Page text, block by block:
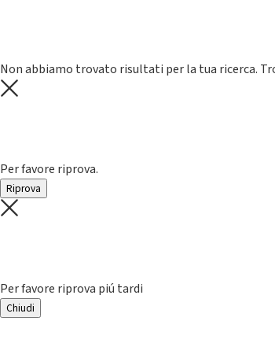
Non abbiamo trovato risultati per la tua ricerca.
Per favore riprova.
Riprova
Per favore riprova piú tardi
Chiudi